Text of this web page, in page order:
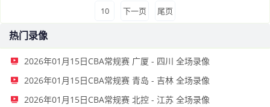
10 下一页 尾页
热门录像
2026年01月15日CBA常规赛 广厦 - 四川 全场录像
2026年01月15日CBA常规赛 青岛 - 吉林 全场录像
2026年01月15日CBA常规赛 北控 - 江苏 全场录像